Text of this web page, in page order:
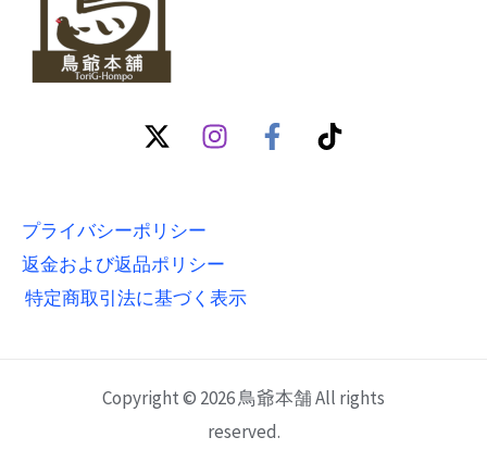
プライバシーポリシー
返金および返品ポリシー
特定商取引法に基づく表示
Copyright © 2026 鳥爺本舗 All rights
reserved.